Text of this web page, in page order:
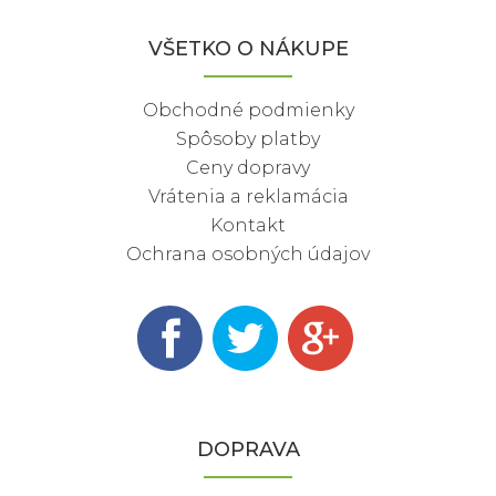
VŠETKO O NÁKUPE
Obchodné podmienky
Spôsoby platby
Ceny dopravy
Vrátenia a reklamácia
Kontakt
Ochrana osobných údajov
DOPRAVA